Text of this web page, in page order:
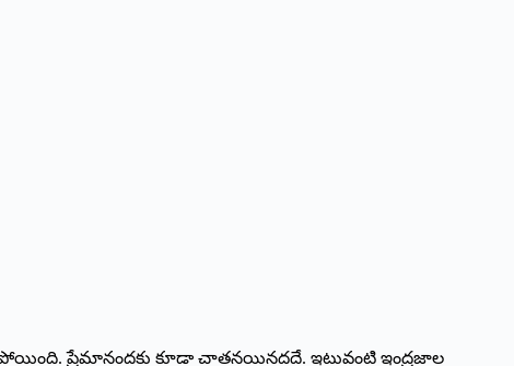
ప్రేమానందకు కూడా చాతనయి­నదదే. ఇటువంటి ఇంద్రజాల